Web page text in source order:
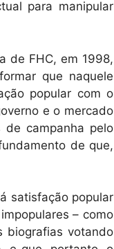
para manipular
de FHC, em 1998,
que naquele
popular com o
e o mercado
de campanha pelo
de que,
satisfação popular
– como
biografias votando